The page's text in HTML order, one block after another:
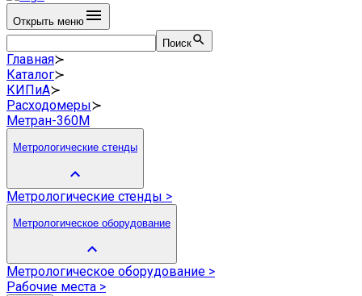
Открыть меню
Поиск
Главная≻
Каталог≻
КИПиА≻
Расходомеры≻
Метран-360М
Метрологические стенды
Метрологические стенды >
Метрологическое оборудование
Метрологическое оборудование >
Рабочие места >